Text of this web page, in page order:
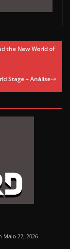
the New World of
Stage – Análise
Maio 22, 2026